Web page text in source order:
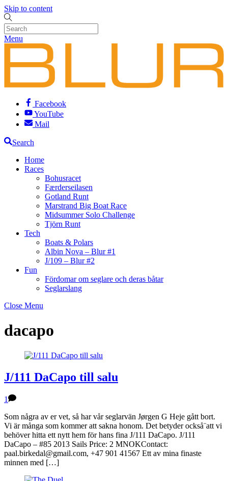
Skip to content
Menu
Facebook
YouTube
Mail
Search
Home
Races
Bohusracet
Færderseilasen
Gotland Runt
Marstrand Big Boat Race
Midsummer Solo Challenge
Tjörn Runt
Tech
Boats & Polars
Albin Nova – Blur #1
J/109 – Blur #2
Fun
Fördomar om seglare och deras båtar
Seglarslang
Close Menu
dacapo
J/111 DaCapo till salu
1
Som några av er vet, så har vår seglarvän Jørgen G Heje gått bort.
Vi är många som kommer att sakna honom. Det betyder också¨att vi
behöver hitta ett nytt hem för hans fina J/111 DaCapo. J/111
DaCapo – #85 2013 Sails Price: 2 MNOKContact:
paal.birkedal@gmail.com, +47 901 41567 Ett av mina finaste
minnen med […]